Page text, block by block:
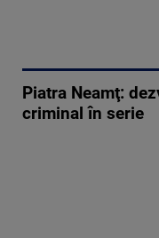
Piatra Neamţ:
criminal în serie